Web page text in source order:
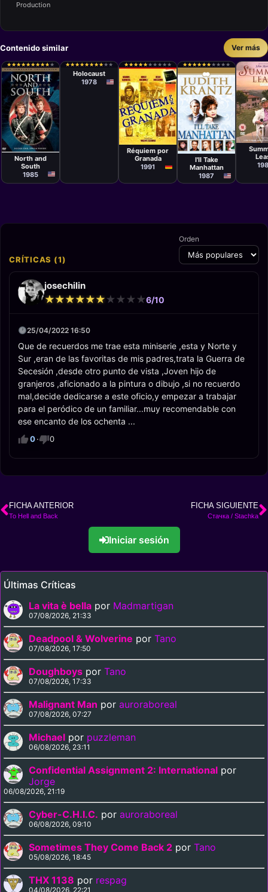
Production
Contenido similar Ver más
★
★★
★★
★★
★★
★★
★★
★★
★★
★ ★
★
Serie
Kevin Connor,
Richard T.
Heffron, Larry
Peerce
North and
South
1985
★
★★
★★
★★
★★
★★
★★
★★
★★
★ ★
★
Marvin J.
Chomsky
Holocaust
1978
★
★★
★★
★★
★★
★★
★ ★
★ ★
★ ★
★ ★
★
Serie
Réquiem por
Granada
1991
★
★★
★★
★★
★★
★★
★★
★ ★
★ ★
★ ★
★
Serie
I'll Take
Manhattan
1987
Serie
CRÍTICAS (1)
Orden
josechilin
★
★★
★★
★★
★★
★★
★★
★★
★★
★★
★6/10
25/04/2022 16:50
Que de recuerdos me trae esta miniserie ,esta y Norte y
Sur ,eran de las favoritas de mis padres,trata la Guerra de
Secesión ,desde otro punto de vista ,Joven hijo de
granjeros ,aficionado a la pintura o dibujo ,si no recuerdo
mal,decide dedicarse a este oficio,y empezar a trabajar
para el peródico de un familiar...muy recomendable con
ese encanto de los ochenta ...
0· 0
FICHA ANTERIOR
To Hell and Back
FICHA SIGUIENTE
Стачка / Stachka
Iniciar sesión
Últimas Críticas
La vita è bella por Madmartigan
07/08/2026, 21:33
Deadpool & Wolverine por Tano
07/08/2026, 17:50
Doughboys por Tano
07/08/2026, 17:33
Malignant Man por auroraboreal
07/08/2026, 07:27
Michael por puzzleman
06/08/2026, 23:11
Confidential Assignment 2: International por
Jorge
06/08/2026, 21:19
Cyber-C.H.I.C. por auroraboreal
06/08/2026, 09:10
Sometimes They Come Back 2 por Tano
05/08/2026, 18:45
THX 1138 por respag
04/08/2026, 22:21